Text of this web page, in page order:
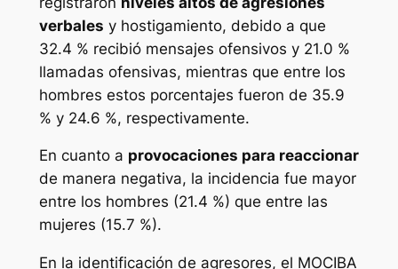
verbales y hostigamiento, debido a que
32.4 % recibió mensajes ofensivos y 21.0 %
llamadas ofensivas, mientras que entre los
hombres estos porcentajes fueron de 35.9
% y 24.6 %, respectivamente.
En cuanto a provocaciones para reaccionar
de manera negativa, la incidencia fue mayor
entre los hombres (21.4 %) que entre las
mujeres (15.7 %).
En la identificación de agresores, el MOCIBA